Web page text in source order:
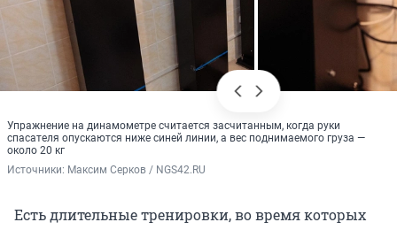
Упражнение на динамометре считается засчитанным, когда руки
спасателя опускаются ниже синей линии, а вес поднимаемого груза —
около 20 кг
Источники: Максим Серков / NGS42.RU
Есть длительные тренировки, во время которых